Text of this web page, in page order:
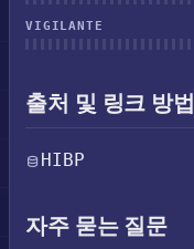
VIGILANTE
출처 및 링크 방법
HIBP
자주 묻는 질문